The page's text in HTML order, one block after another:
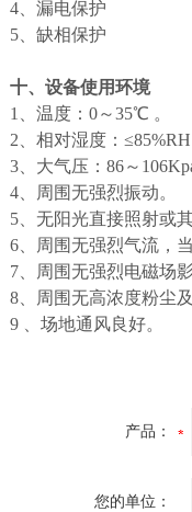
4
漏电保护
5
缺相保护
十、设备使用环境
1
温度：0～35℃ 。
2
相对湿度：
3
大气压：86～
4
周围无强烈振动。
5
无阳光直接照射或
6
周围无强烈气流，
7
周围无强烈电磁场
8
周围无高浓度粉尘
9
场地通风良好。
产品：
您的单位：